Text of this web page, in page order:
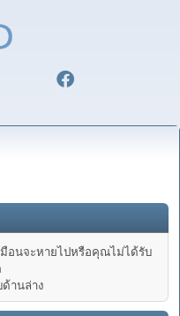
อนจะหายไปหรือคุณไม่ได้รับ
านล่าง